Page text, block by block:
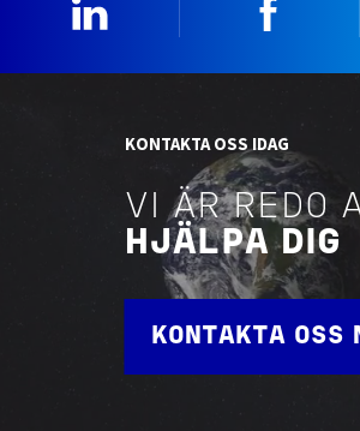
KONTAKTA OSS IDAG
VI ÄR REDO
HJÄLPA DIG
KONTAKTA OSS